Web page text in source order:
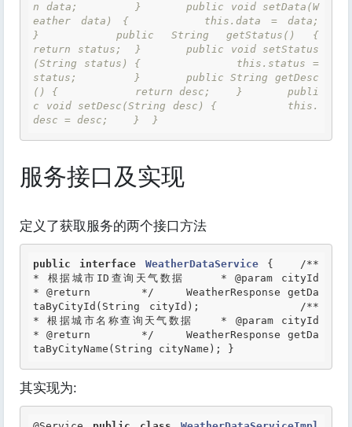
n data; 	}  	public void setData(W
eather data) { 		this.data = data;
}  	public String getStatus() {
return status; 	}  	public void setStatus
(String status) { 		this.status =
status; 	}  	public String getDesc
() { 		return desc; 	}  	publi
c void setDesc(String desc) { 		this.
desc = desc; 	}  }
服务接口及实现
定义了获取服务的两个接口方法
public interface WeatherDataService {
/**
* 根据城市ID查询天气数据 	 * @param cityId
* @return */
/**
* 根据城市名称查询天气数据 	 * @param cityId
* @return */
taByCityName(String cityName); }
其实现为: